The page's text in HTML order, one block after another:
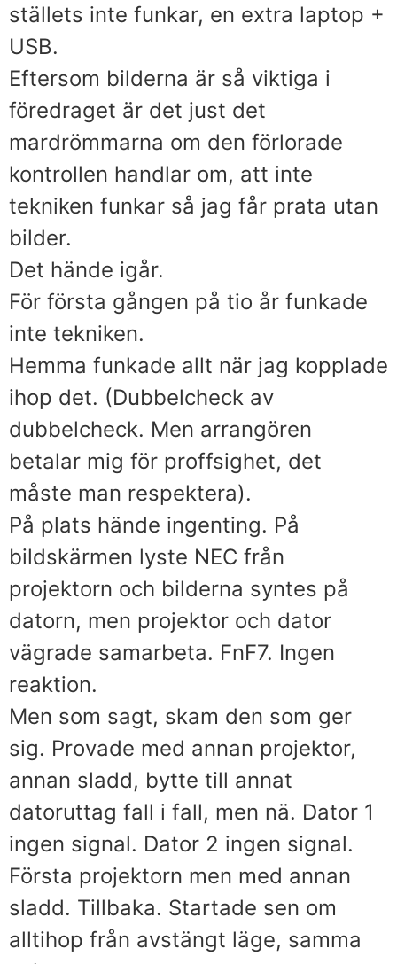
ställets inte funkar, en extra laptop +
USB.
Eftersom bilderna är så viktiga i
föredraget är det just det
mardrömmarna om den förlorade
kontrollen handlar om, att inte
tekniken funkar så jag får prata utan
bilder.
Det hände igår.
För första gången på tio år funkade
inte tekniken.
Hemma funkade allt när jag kopplade
ihop det. (Dubbelcheck av
dubbelcheck. Men arrangören
betalar mig för proffsighet, det
måste man respektera).
På plats hände ingenting. På
bildskärmen lyste NEC från
projektorn och bilderna syntes på
datorn, men projektor och dator
vägrade samarbeta. FnF7. Ingen
reaktion.
Men som sagt, skam den som ger
sig. Provade med annan projektor,
annan sladd, bytte till annat
datoruttag fall i fall, men nä. Dator 1
ingen signal. Dator 2 ingen signal.
Första projektorn men med annan
sladd. Tillbaka. Startade sen om
alltihop från avstängt läge, samma